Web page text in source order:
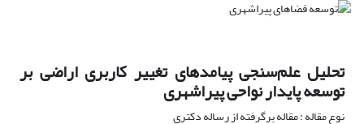
تحلیل علم‌سنجی پیامدهای تغییر کاربری اراضی بر
توسعه پایدار نواحی پیراشهری
نوع مقاله : مقاله برگرفته از رساله دکتری